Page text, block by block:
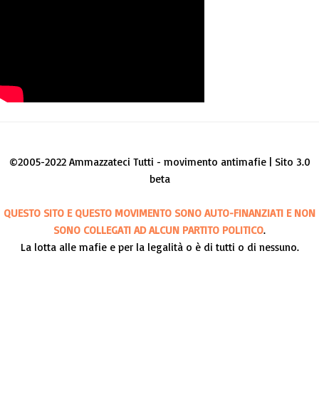
©2005-2022 Ammazzateci Tutti - movimento antimafie | Sito 3.0
beta
QUESTO SITO E QUESTO MOVIMENTO SONO AUTO-FINANZIATI E NON
SONO COLLEGATI AD ALCUN PARTITO POLITICO.
La lotta alle mafie e per la legalità o è di tutti o di nessuno.